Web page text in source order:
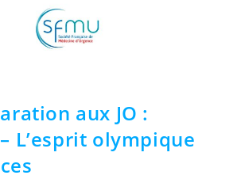
aux JO :
L’esprit olympique